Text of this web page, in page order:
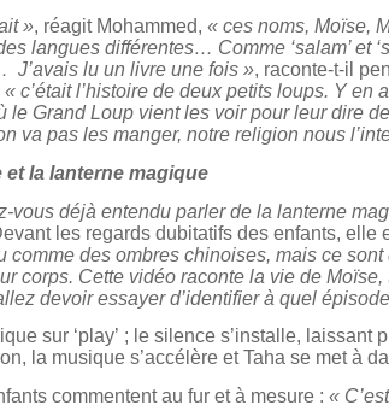
», réagit Mohammed, « ces noms, Moïse,
langues différentes… Comme ‘salam’ et
J’avais lu un livre une fois », raconte-t-il
« c’était l’histoire de deux petits loups. Y en
le Grand Loup vient les voir pour leur dire
va pas les manger, notre religion nous
et la lanterne magique
vous déjà entendu parler de la lanterne
les regards dubitatifs des enfants, elle
comme des ombres chinoises, mais ce
corps. Cette vidéo raconte la vie de
devoir essayer d’identifier à quel
sur ‘play’ ; le silence s’installe,
la musique s’accélère et Taha se met à
commentent au fur et à mesure : «